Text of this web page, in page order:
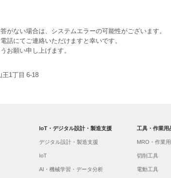
がない場合は、システムエラーの可能性がございます。
話にてご連絡いただけますと幸いです。
お願い申し上げます。
王1丁目 6-18
IoT・デジタル設計・製造支援
デジタル設計・製造支援
IoT
AI・機械学習・データ分析
工具・作業用
MRO・作業
切削工具
電動工具